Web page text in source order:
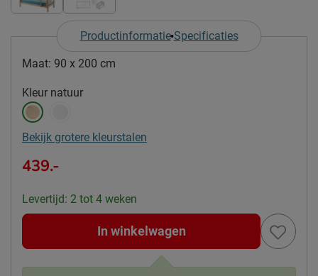
Productinformatie Specificaties
Maat: 90 x 200 cm
Kleur natuur
Bekijk grotere kleurstalen
439.-
Levertijd: 2 tot 4 weken
In winkelwagen